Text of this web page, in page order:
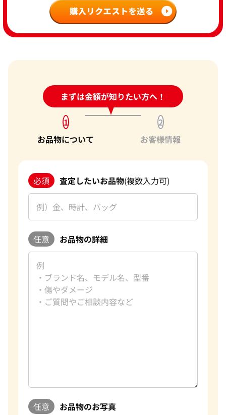
まずは金額が知りたい方へ！
24時間受付中!問い合わせフォーム
1
お品物について
2
お客様情報
必須 査定したいお品物(複数入力可)
任意 お品物の詳細
任意 お品物のお写真